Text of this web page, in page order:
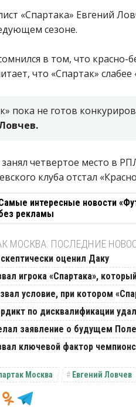
«Спартака» Евгений
сезоне.
в том, что красно-
что «Спартак»
пока не готов
занял четвертое место в
клуба отстал
интересные новости
рекламы
МОСКВА: ПОСЛЕДНИЕ
оценил Даку
игрока «Спартака»,
условие, при котором
по дисквалификации
заявление о будущем
ключевой фактор
Москва Евгений Ловчев